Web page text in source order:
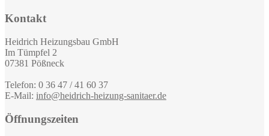
Kontakt
Heidrich Heizungsbau GmbH
Im Tümpfel 2
07381 Pößneck
Telefon: 0 36 47 / 41 60 37
E-Mail: info@heidrich-heizung-sanitaer.de
Öffnungszeiten